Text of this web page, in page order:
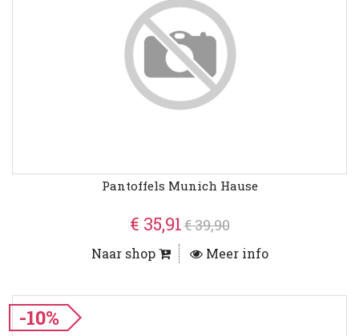
Pantoffels Munich Hause
€ 35,91€ 39,90
Naar shop Meer info
-10%